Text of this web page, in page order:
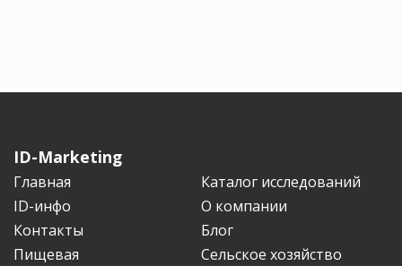
ID-Marketing
Главная
Каталог исследований
ID-инфо
О компании
Контакты
Блог
Пищевая
Сельское хозяйство